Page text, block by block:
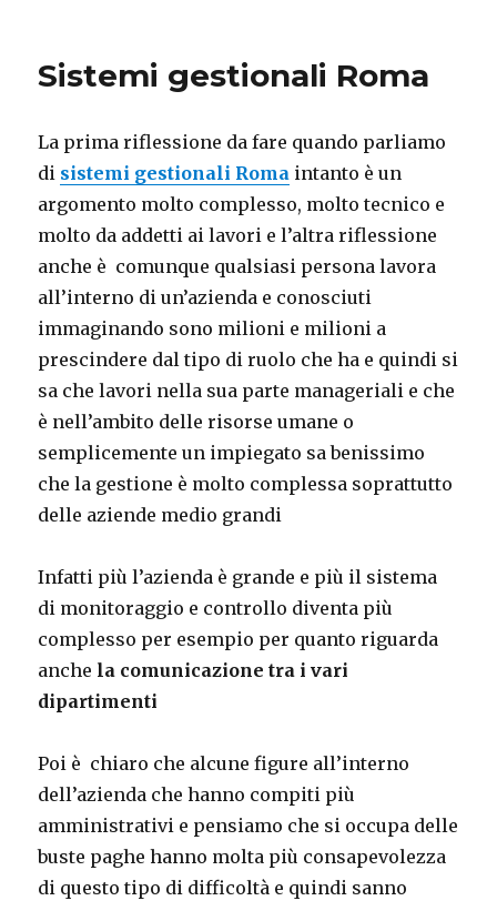
Sistemi gestionali Roma
La prima riflessione da fare quando parliamo
di sistemi gestionali Roma intanto è un
argomento molto complesso, molto tecnico e
molto da addetti ai lavori e l’altra riflessione
anche è comunque qualsiasi persona lavora
all’interno di un’azienda e conosciuti
immaginando sono milioni e milioni a
prescindere dal tipo di ruolo che ha e quindi si
sa che lavori nella sua parte manageriali e che
è nell’ambito delle risorse umane o
semplicemente un impiegato sa benissimo
che la gestione è molto complessa soprattutto
delle aziende medio grandi
Infatti più l’azienda è grande e più il sistema
di monitoraggio e controllo diventa più
complesso per esempio per quanto riguarda
anche la comunicazione tra i vari
dipartimenti
Poi è chiaro che alcune figure all’interno
dell’azienda che hanno compiti più
amministrativi e pensiamo che si occupa delle
buste paghe hanno molta più consapevolezza
di questo tipo di difficoltà e quindi sanno